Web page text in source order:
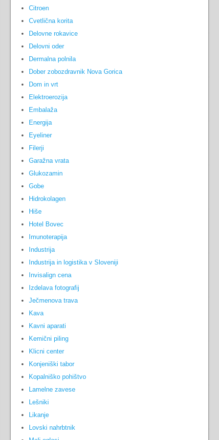
Citroen
Cvetlična korita
Delovne rokavice
Delovni oder
Dermalna polnila
Dober zobozdravnik Nova Gorica
Dom in vrt
Elektroerozija
Embalaža
Energija
Eyeliner
Filerji
Garažna vrata
Glukozamin
Gobe
Hidrokolagen
Hiše
Hotel Bovec
Imunoterapija
Industrija
Industrija in logistika v Sloveniji
Invisalign cena
Izdelava fotografij
Ječmenova trava
Kava
Kavni aparati
Kemični piling
Klicni center
Konjeniški tabor
Kopalniško pohištvo
Lamelne zavese
Lešniki
Likanje
Lovski nahrbtnik